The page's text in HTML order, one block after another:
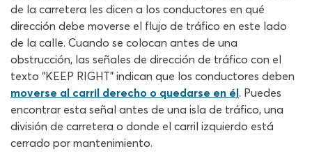
de la carretera les dicen a los conductores en qué
dirección debe moverse el flujo de tráfico en este lado
de la calle. Cuando se colocan antes de una
obstrucción, las señales de dirección de tráfico con el
texto “KEEP RIGHT” indican que los conductores deben
moverse al carril derecho o quedarse en él. Puedes
encontrar esta señal antes de una isla de tráfico, una
división de carretera o donde el carril izquierdo está
cerrado por mantenimiento.